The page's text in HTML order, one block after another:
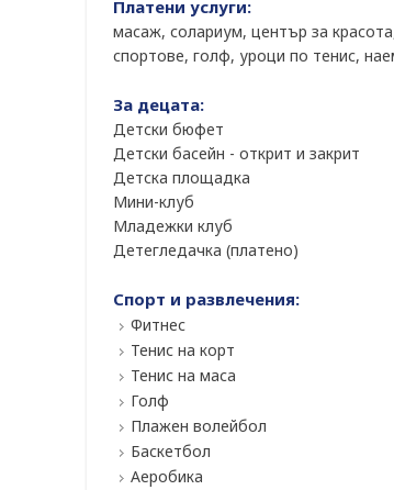
Платени услуги:
масаж, солариум, център за
спортове, голф, уроци по тенис,
За децата:
Детски бюфет
Детски басейн - открит и закрит
Детска площадка
Мини-клуб
Младежки клуб
Детегледачка (платено)
Спорт и развлечения:
Фитнес
Тенис на корт
Тенис на маса
Голф
Плажен волейбол
Баскетбол
Аеробика